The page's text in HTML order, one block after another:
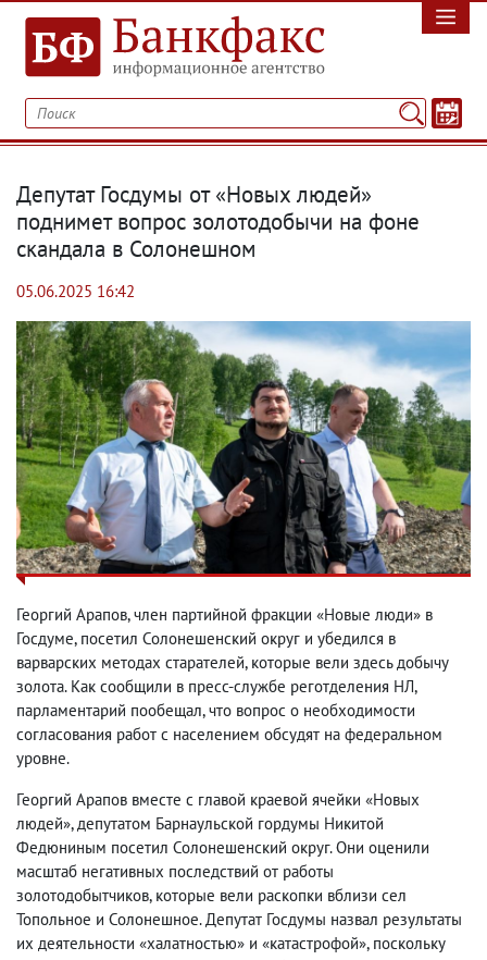
Депутат Госдумы от «Новых людей»
поднимет вопрос золотодобычи на фоне
скандала в Солонешном
05.06.2025 16:42
Георгий Арапов, член партийной фракции «Новые люди» в
Госдуме, посетил Солонешенский округ и убедился в
варварских методах старателей, которые вели здесь добычу
золота. Как сообщили в пресс-службе реготделения НЛ,
парламентарий пообещал, что вопрос о необходимости
согласования работ с населением обсудят на федеральном
уровне.
Георгий Арапов вместе с главой краевой ячейки «Новых
людей», депутатом Барнаульской гордумы Никитой
Федюниным посетил Солонешенский округ. Они оценили
масштаб негативных последствий от работы
золотодобытчиков, которые вели раскопки вблизи сел
Топольное и Солонешное. Депутат Госдумы назвал результаты
их деятельности «халатностью» и «катастрофой», поскольку